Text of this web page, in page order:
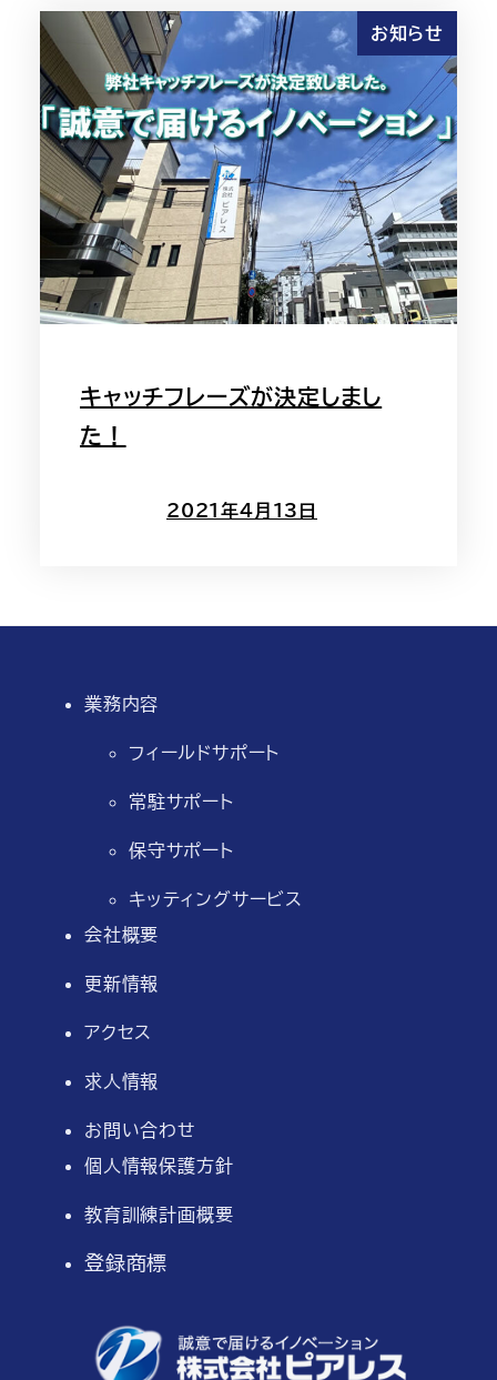
お知らせ
キャッチフレーズが決定しまし
た！
2021年4月13日
業務内容
フィールドサポート
常駐サポート
保守サポート
キッティングサービス
会社概要
更新情報
アクセス
求人情報
お問い合わせ
個人情報保護方針
教育訓練計画概要
登録商標